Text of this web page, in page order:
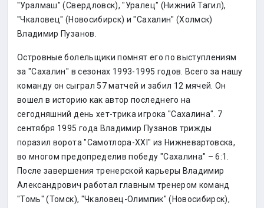
"Уралмаш" (Свердловск), "Уралец" (Нижний Тагил),
"Чкаловец" (Новосибирск) и "Сахалин" (Холмск)
Владимир Пузанов.
Островные болельщики помнят его по выступлениям
за "Сахалин" в сезонах 1993-1995 годов. Всего за нашу
команду он сыграл 57 матчей и забил 12 мячей. Он
вошел в историю как автор последнего на
сегодняшний день хет-трика игрока "Сахалина". 7
сентября 1995 года Владимир Пузанов трижды
поразил ворота "Самотлора-XXI" из Нижневартовска,
во многом предопределив победу "Сахалина" – 6:1.
После завершения тренерской карьеры Владимир
Александрович работал главным тренером команд
"Томь" (Томск), "Чкаловец-Олимпик" (Новосибирск),